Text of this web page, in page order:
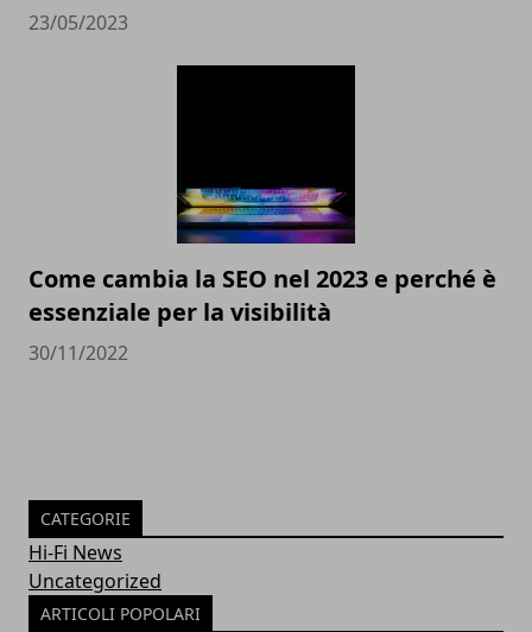
23/05/2023
Come cambia la SEO nel 2023 e perché è
essenziale per la visibilità
30/11/2022
CATEGORIE
Hi-Fi News
Uncategorized
ARTICOLI POPOLARI